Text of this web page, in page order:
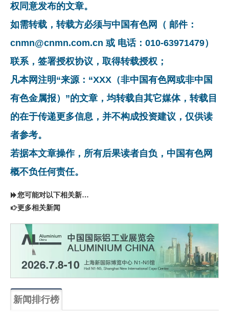
权同意发布的文章。
如需转载，转载方必须与中国有色网（ 邮件：
cnmn@cnmn.com.cn 或 电话：010-63971479）
联系，签署授权协议，取得转载授权；
凡本网注明“来源：“XXX（非中国有色网或非中国
有色金属报）”的文章，均转载自其它媒体，转载目
的在于传递更多信息，并不构成投资建议，仅供读
者参考。
若据本文章操作，所有后果读者自负，中国有色网
概不负任何责任。
您可能对以下相关新闻同样感兴趣
更多相关新闻
新闻排行榜